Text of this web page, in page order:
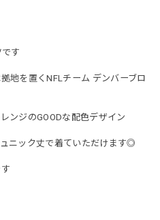
す
地を置くNFLチーム デンバーブロ
ンジのGOODな配色デザイン
ニック丈で着ていただけます◎